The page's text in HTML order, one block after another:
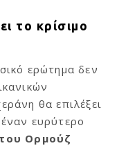
το κρίσιμο
ερώτημα δεν
θα επιλέξει
ευρύτερο
Ορμούζ